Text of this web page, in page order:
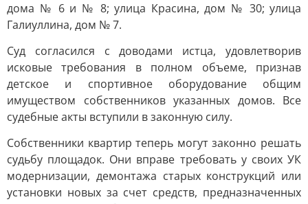
дома № 6 и № 8; улица Красина, дом № 30; улица
Галиуллина, дом № 7.
Суд согласился с доводами истца, удовлетворив
исковые требования в полном объеме, признав
детское и спортивное оборудование общим
имуществом собственников указанных домов. Все
судебные акты вступили в законную силу.
Собственники квартир теперь могут законно решать
судьбу площадок. Они вправе требовать у своих УК
модернизации, демонтажа старых конструкций или
установки новых за счет средств, предназначенных